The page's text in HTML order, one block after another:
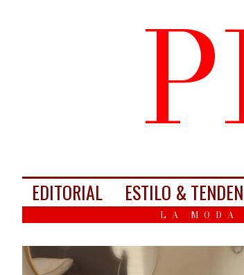
EDITORIAL ESTILO &
LA